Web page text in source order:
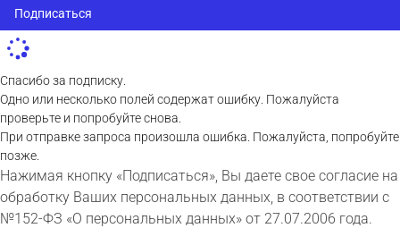
Подписаться
Спасибо за подписку.
Одно или несколько полей содержат ошибку. Пожалуйста
проверьте и попробуйте снова.
При отправке запроса произошла ошибка. Пожалуйста, попробуйте
позже.
Нажимая кнопку «Подписаться», Вы даете свое согласие на
обработку Ваших персональных данных, в соответствии с
№152-ФЗ «О персональных данных» от 27.07.2006 года.